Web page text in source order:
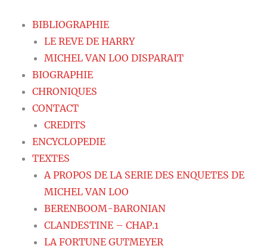
BIBLIOGRAPHIE
LE REVE DE HARRY
MICHEL VAN LOO DISPARAIT
BIOGRAPHIE
CHRONIQUES
CONTACT
CREDITS
ENCYCLOPEDIE
TEXTES
A PROPOS DE LA SERIE DES ENQUETES DE
MICHEL VAN LOO
BERENBOOM-BARONIAN
CLANDESTINE – CHAP.1
LA FORTUNE GUTMEYER